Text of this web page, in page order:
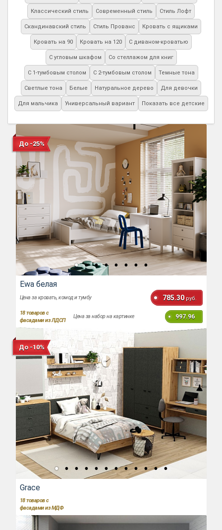
Классический стиль Современный стиль Стиль Лофт
Скандинавский стиль Стиль Прованс Кровать с ящиками
Кровать на 90 Кровать на 120 С диваном-кроватью
С угловым шкафом Со стеллажом для книг
С 1-тумбовым столом С 2-тумбовым столом Темные тона
Светлые тона Белые Натуральное дерево Для девочки
Для мальчика Универсальный вариант Показать все детские
До -25%
Ewa белая
Цена за кровать, комод и тумбу 785.30 руб.
18товаров с
фасадами из ЛДСП
Цена за набор на картинке 997.96
До -10%
Grace
18товаров с
фасадами из МДФ